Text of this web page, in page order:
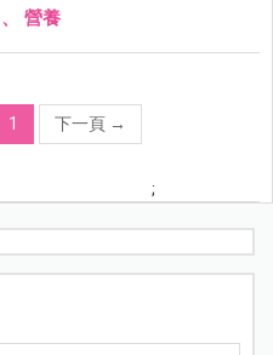
19 的現有治療方案中，以
、 營養
1 下一頁 →
;